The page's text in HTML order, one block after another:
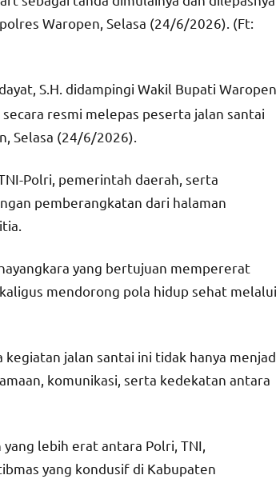
Waropen, Selasa (24/6/2026). (Ft:
S.H. didampingi Wakil Bupati Waropen
resmi melepas peserta jalan santai
Selasa (24/6/2026).
Polri, pemerintah daerah, serta
pemberangkatan dari halaman
yang bertujuan mempererat
mendorong pola hidup sehat melalui
kegiatan jalan santai ini tidak hanya
komunikasi, serta kedekatan antara
lebih erat antara Polri, TNI,
yang kondusif di Kabupaten